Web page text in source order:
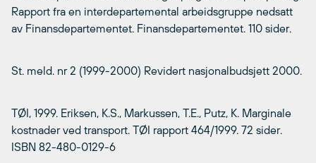
Rapport fra en interdepartemental arbeidsgruppe nedsatt
av Finansdepartementet. Finansdepartementet. 110 sider.
St. meld. nr 2 (1999-2000) Revidert nasjonalbudsjett 2000.
TØI, 1999. Eriksen, K.S., Markussen, T.E., Putz, K. Marginale
kostnader ved transport. TØI rapport 464/1999. 72 sider.
ISBN 82-480-0129-6